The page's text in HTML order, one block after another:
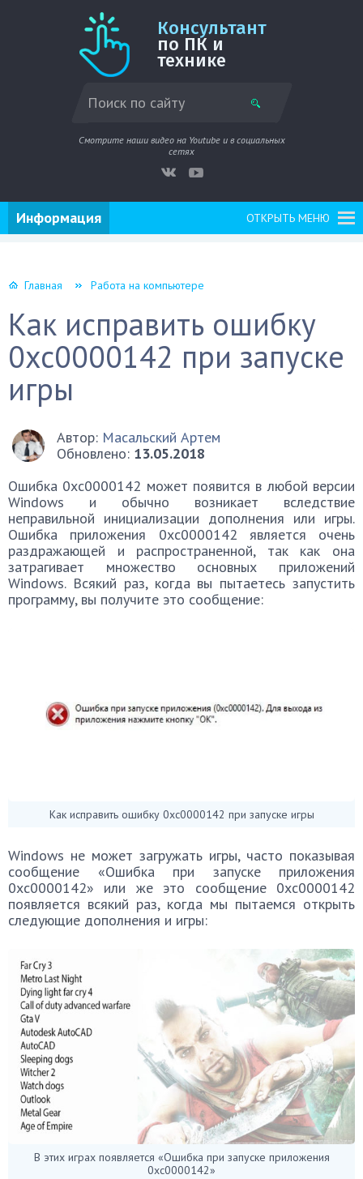
Консультант
по ПК и
технике
Смотрите наши видео на Youtube и в социальных
сетях
ОТКРЫТЬ МЕНЮ
Информация
Главная Работа на компьютере
Как исправить ошибку
0xc0000142 при запуске
игры
Автор: Масальский Артем
Обновлено: 13.05.2018
Ошибка 0xc0000142 может появится в любой версии
Windows и обычно возникает вследствие
неправильной инициализации дополнения или игры.
Ошибка приложения 0xc0000142 является очень
раздражающей и распространенной, так как она
затрагивает множество основных приложений
Windows. Всякий раз, когда вы пытаетесь запустить
программу, вы получите это сообщение:
Как исправить ошибку 0xc0000142 при запуске игры
Windows не может загружать игры, часто показывая
сообщение «Ошибка при запуске приложения
0xc0000142» или же это сообщение 0xc0000142
появляется всякий раз, когда мы пытаемся открыть
следующие дополнения и игры:
В этих играх появляется «Ошибка при запуске приложения
0xc0000142»